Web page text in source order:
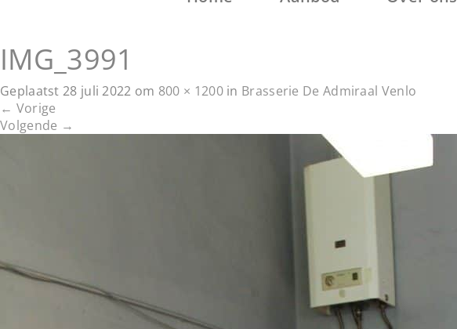
IMG_3991
Geplaatst28 juli 2022 om 800 × 1200in Brasserie De Admiraal Venlo
← Vorige
Volgende →